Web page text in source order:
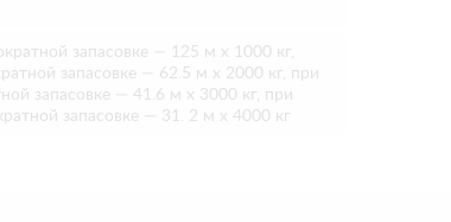
запасовке — 125 м х 1000 кг,
запасовке — 62.5 м х 2000 кг, при
запасовке — 41.6 м х 3000 кг, при
запасовке — 31. 2 м х 4000 кг